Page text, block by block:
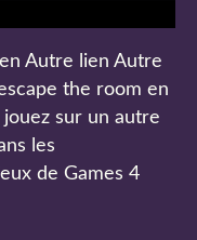
Autre lien Autre
the room en
sur un autre
les
de Games 4